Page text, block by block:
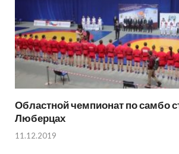
Областной чемпионат по самбо
Люберцах
11.12.2019